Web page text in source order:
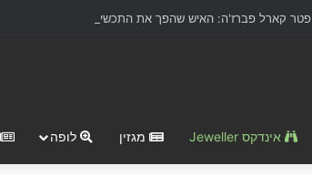
פטר קארל פברז'ה: האיש שהפך את התכשיטים ליצירות אמנות
אינדקס Jeweller מגזין לופה